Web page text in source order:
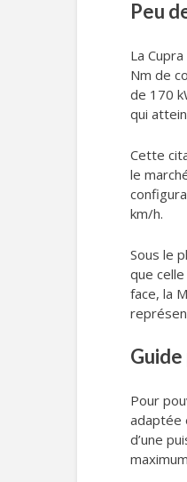
Peu
La
Nm de
de 170
qui
Cette
le
km/h.
Sous le
que
face, la
Pour
adaptée
d’une